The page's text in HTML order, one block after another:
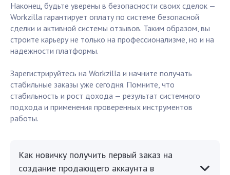
Наконец, будьте уверены в безопасности своих сделок —
Workzilla гарантирует оплату по системе безопасной
сделки и активной системы отзывов. Таким образом, вы
строите карьеру не только на профессионализме, но и на
надежности платформы.
Зарегистрируйтесь на Workzilla и начните получать
стабильные заказы уже сегодня. Помните, что
стабильность и рост дохода — результат системного
подхода и применения проверенных инструментов
работы.
Как новичку получить первый заказ на
создание продающего аккаунта в